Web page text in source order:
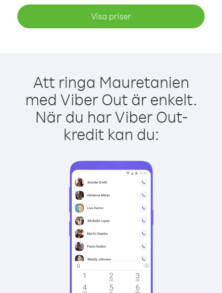
Visa priser
Att ringa Mauretanien
med Viber Out är enkelt.
När du har Viber Out-
kredit kan du: